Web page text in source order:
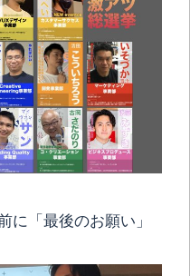
に「最後のお願い」